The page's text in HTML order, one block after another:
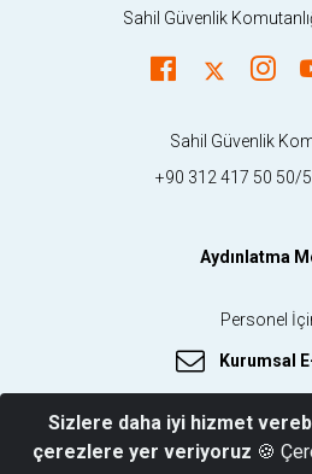
Sahil Güvenlik
Sahil Güvenlik
+90 312 417 50 50/
Aydınlatma
Personel
Kurumsal
Sizlere daha iyi hizmet
çerezlere yer veriyoruz 🍪